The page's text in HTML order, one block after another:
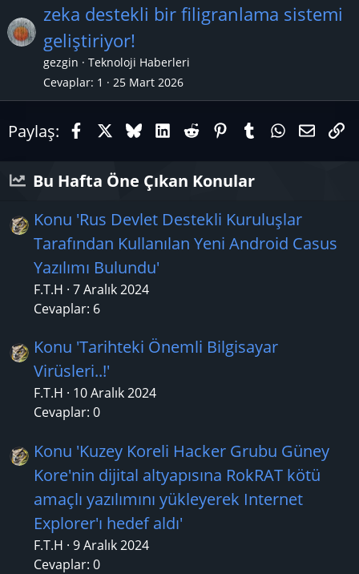
k
zeka destekli bir filigranlama sistemi
geliştiriyor!
gezgin
Teknoloji Haberleri
Cevaplar 1 25 Mart 2026
Paylaş: FacebookX (Twitter)
BlueskyLinkedIn
RedditPinterestTumblrE-
Bu Hafta Öne Çıkan Konular
Konu 'Rus Devlet Destekli Kuruluşlar
Tarafından Kullanılan Yeni Android Casus
Yazılımı Bulundu'
F.T.H 7 Aralık 2024
Cevaplar: 6
Konu 'Tarihteki Önemli Bilgisayar
Virüsleri..!'
F.T.H
10 Aralık 2024
Cevaplar: 0
Konu 'Kuzey Koreli Hacker Grubu Güney
Kore'nin dijital altyapısına RokRAT kötü
amaçlı yazılımını yükleyerek Internet
Explorer'ı hedef aldı'
F.T.H 9 Aralık 2024
Cevaplar: 0